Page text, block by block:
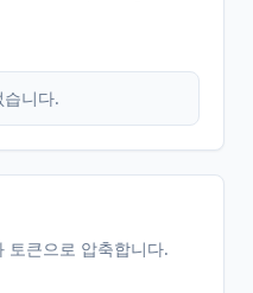
니다.
토큰으로 압축합니다.